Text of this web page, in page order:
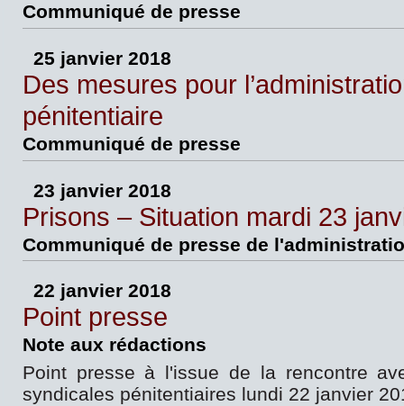
Communiqué de presse
25 janvier 2018
Des mesures pour
pénitentiaire
Communiqué de presse
23 janvier 2018
Prisons – Situation mardi 23
Communiqué de presse de
22 janvier 2018
Point presse
Note aux rédactions
Point presse à l'issue de la rencontre
syndicales pénitentiaires lundi 22 janvier